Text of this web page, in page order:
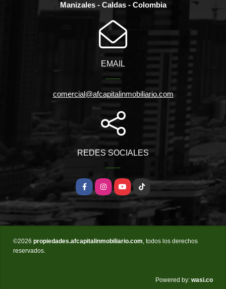
Manizales - Caldas - Colombia
EMAIL
comercial@afcapitalinmobiliario.com
REDES SOCIALES
FacebookInstagramYouTubeTikTok
©2026 propiedades.afcapitalinmobiliario.com, todos los derechos
reservados.
Powered by: wasi.co